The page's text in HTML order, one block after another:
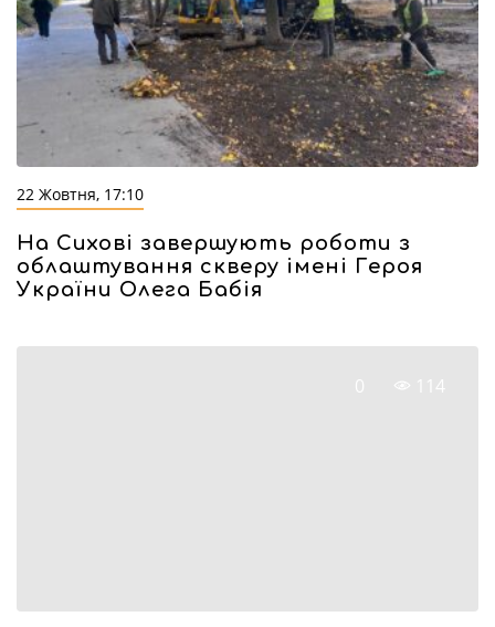
22 Жовтня, 17:10
На Сихові завершують роботи з
облаштування скверу імені Героя
України Олега Бабія
0 114